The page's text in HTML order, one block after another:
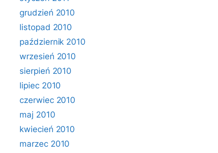
grudzień 2010
listopad 2010
październik 2010
wrzesień 2010
sierpień 2010
lipiec 2010
czerwiec 2010
maj 2010
kwiecień 2010
marzec 2010